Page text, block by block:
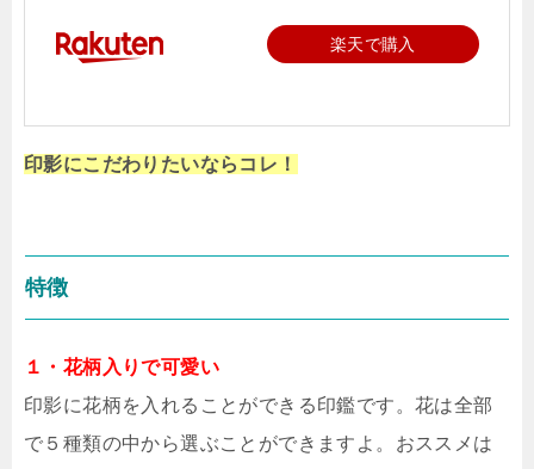
楽天で購入
印影にこだわりたいならコレ！
特徴
１・花柄入りで可愛い
印影に花柄を入れることができる印鑑です。花は全部
で５種類の中から選ぶことができますよ。おススメは